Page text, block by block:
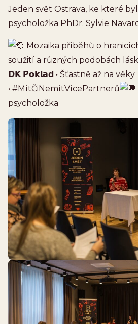
Jeden svět Ostrava, ke které
psycholožka PhDr. Sylvie
Mozaika příběhů o
soužití a různých podobách
𝗗𝗞 𝗣𝗼𝗸𝗹𝗮𝗱 • Šťastně až na věky
• #MítČiNemítVícePartnerů
psycholožka